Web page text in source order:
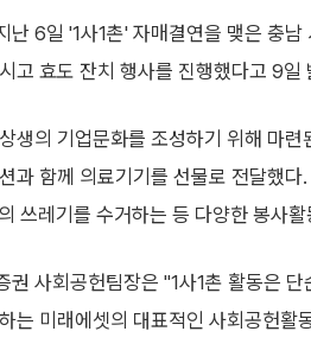
난 6일 '1사1촌' 자매결연을 맺은 충
고 효도 잔치 행사를 진행했다고 9일
생의 기업문화를 조성하기 위해 마
과 함께 의료기기를 선물로 전달했
쓰레기를 수거하는 등 다양한 봉사
권 사회공헌팀장은 "1사1촌 활동은
는 미래에셋의 대표적인 사회공헌활